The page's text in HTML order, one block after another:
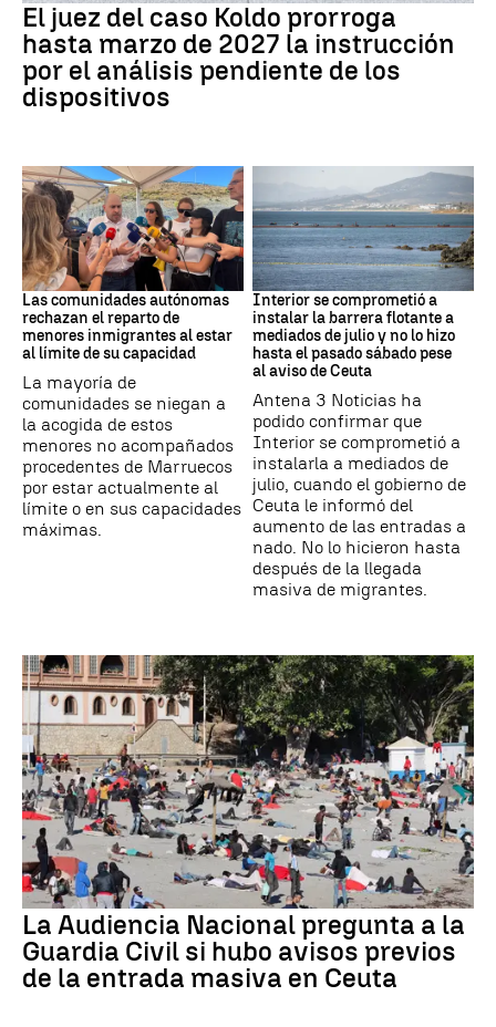
El juez del caso Koldo prorroga
hasta marzo de 2027 la instrucción
por el análisis pendiente de los
dispositivos
Crisis Migratoria
Las comunidades autónomas
rechazan el reparto de
menores inmigrantes al estar
al límite de su capacidad
La mayoría de
comunidades se niegan a
la acogida de estos
menores no acompañados
procedentes de Marruecos
por estar actualmente al
límite o en sus capacidades
máximas.
CRISIS MIGRATORIA
Interior se comprometió a
instalar la barrera flotante a
mediados de julio y no lo hizo
hasta el pasado sábado pese
al aviso de Ceuta
Antena 3 Noticias ha
podido confirmar que
Interior se comprometió a
instalarla a mediados de
julio, cuando el gobierno de
Ceuta le informó del
aumento de las entradas a
nado. No lo hicieron hasta
después de la llegada
masiva de migrantes.
La Audiencia Nacional pregunta a la
Guardia Civil si hubo avisos previos
de la entrada masiva en Ceuta